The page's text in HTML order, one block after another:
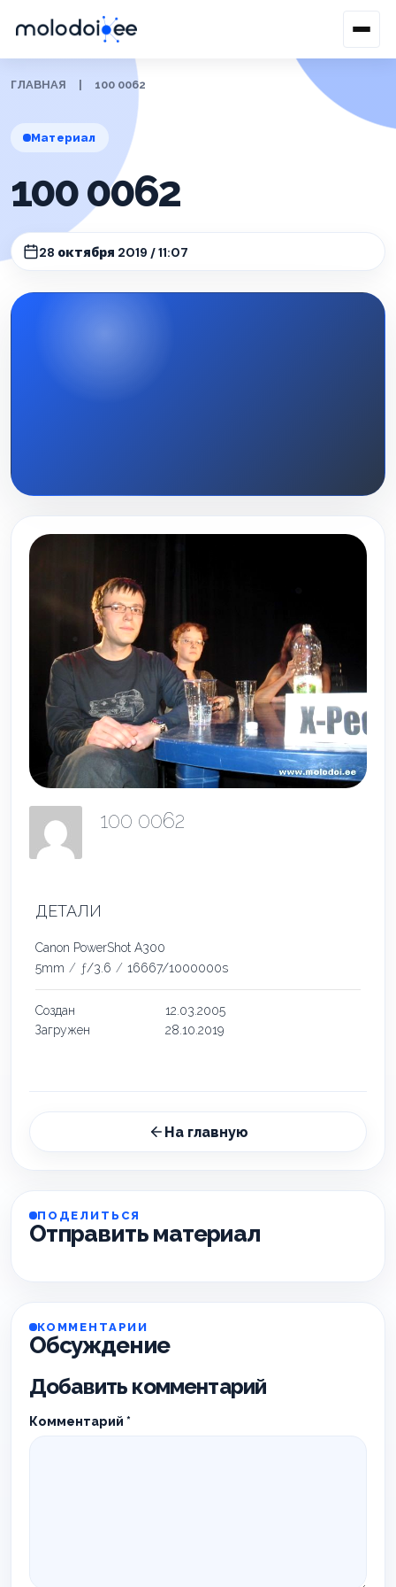
ГЛАВНАЯ 100 0062
Материал
100 0062
28 октября 2019 / 11:07
100 0062
ДЕТАЛИ
Canon PowerShot A300
5mm / ƒ/3.6 / 16667/1000000s
Создан
12.03.2005
Загружен
28.10.2019
На главную
ПОДЕЛИТЬСЯ
Отправить материал
КОММЕНТАРИИ
Обсуждение
Добавить комментарий
Комментарий *